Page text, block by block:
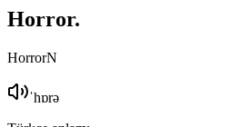
Horror.
HorrorN
ˈhɒrə